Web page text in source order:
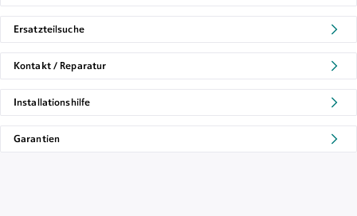
Ersatzteilsuche
Kontakt / Reparatur
Installationshilfe
Garantien